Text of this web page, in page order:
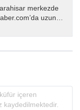
merkezde
uzun